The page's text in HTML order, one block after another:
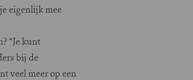
eigenlijk mee
“Je kunt
bij de
veel meer op een